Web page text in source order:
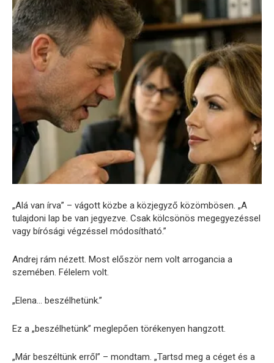
„Alá van írva” – vágott közbe a közjegyző közömbösen. „A
tulajdoni lap be van jegyezve. Csak kölcsönös megegyezéssel
vagy bírósági végzéssel módosítható.”
Andrej rám nézett. Most először nem volt arrogancia a
szemében. Félelem volt.
„Elena… beszélhetünk.”
Ez a „beszélhetünk” meglepően törékenyen hangzott.
„Már beszéltünk erről” – mondtam. „Tartsd meg a céget és a